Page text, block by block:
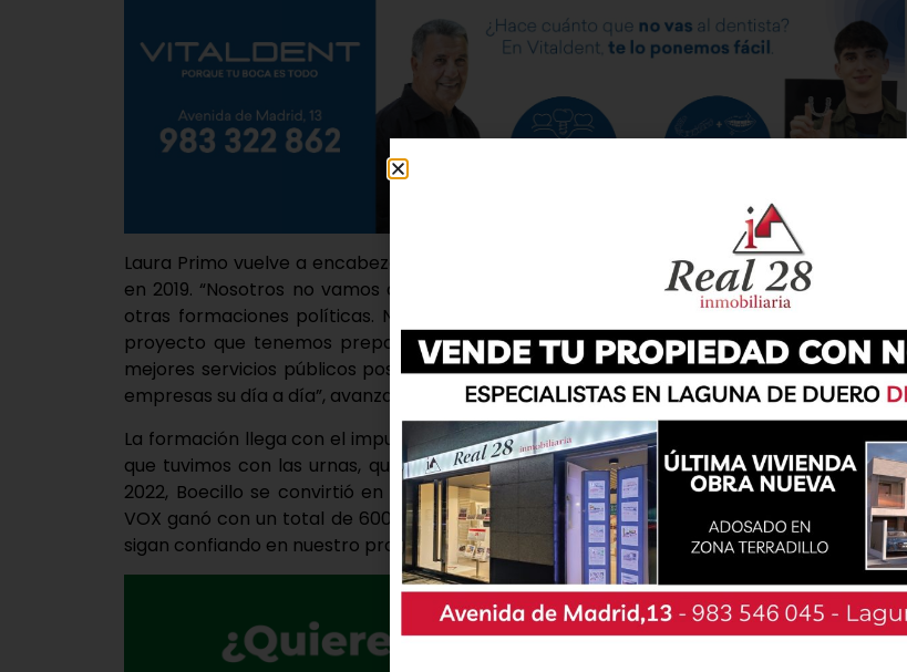
Laura Primo vuelve a encabezar la lista de la formación VOX en Boecillo como ya hiciera
en 2019. “Nosotros no vamos a hacer valoraciones ni a enumerar aciertos y errores de
otras formaciones políticas. Nuestro grupo municipal va a remar hacia delante con el
proyecto que tenemos preparado para Boecillo. Vamos a trabajar duro por tener los
mejores servicios públicos posibles evitando el gasto superfluo y facilitando a familias y
empresas su día a día”, avanza.
La formación llega con el impulso de las pasadas elecciones regionales. “En la última cita
que tuvimos con las urnas, que fue en las elecciones Autonómicas del 13 de febrero de
2022, Boecillo se convirtió en el municipio con más población de Castilla y León donde
VOX ganó con un total de 600 votos. Esperamos que para el 28 de mayo los boecillanos
sigan confiando en nuestro proyecto para estas elecciones municipales”.